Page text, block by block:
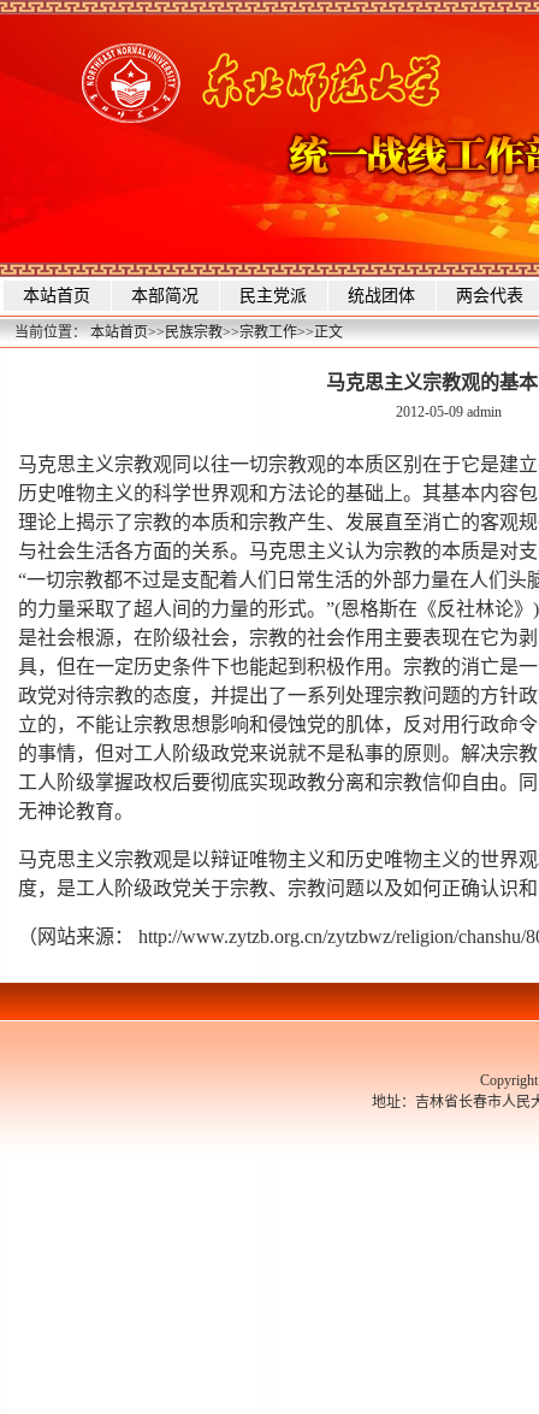
本站首页 本部简况 民主党派 统战团体 两会代表
当前位置：本站首页>>民族宗教>>宗教工作>>正文
马克思主义宗教观的基
2012-05-09 admin
马克思主义宗教观同以往一切宗教观的本质区别在于它是建
历史唯物主义的科学世界观和方法论的基础上。其基本内容
理论上揭示了宗教的本质和宗教产生、发展直至消亡的客观
与社会生活各方面的关系。马克思主义认为宗教的本质是对
“一切宗教都不过是支配着人们日常生活的外部力量在人们
的力量采取了超人间的力量的形式。”(恩格斯在《反社林论
是社会根源，在阶级社会，宗教的社会作用主要表现在它为
具，但在一定历史条件下也能起到积极作用。宗教的消亡是
政党对待宗教的态度，并提出了一系列处理宗教问题的方针
立的，不能让宗教思想影响和侵蚀党的肌体，反对用行政命
的事情，但对工人阶级政党来说就不是私事的原则。解决宗
工人阶级掌握政权后要彻底实现政教分离和宗教信仰自由。
无神论教育。
马克思主义宗教观是以辩证唯物主义和历史唯物主义的世界
度，是工人阶级政党关于宗教、宗教问题以及如何正确认识
（网站来源： http://www.zytzb.org.cn/zytzbwz/religion/chanshu/
Copyright 东
地址：吉林省长春市人民